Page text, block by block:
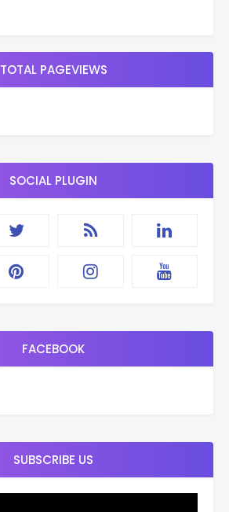
TOTAL PAGEVIEWS
SOCIAL PLUGIN
FACEBOOK
SUBSCRIBE US